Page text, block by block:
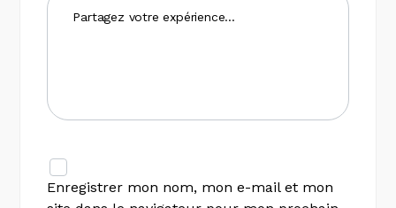
Enregistrer mon nom, mon e-mail et mon